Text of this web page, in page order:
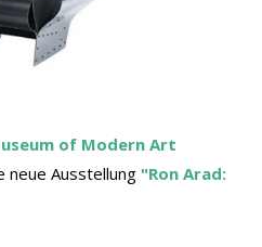
of Modern Art
neue Ausstellung "Ron Arad: